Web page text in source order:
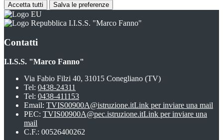
Accetta tutti Salva le preferenze
I.I.S.S. "Marco Fanno"
Contatti
I.I.S.S. "Marco Fanno"
Via Fabio Filzi 40, 31015 Conegliano (TV)
Tel: 0438-24311
Tel: 0438-411153
Email: TVIS00900A@istruzione.itLink per inviare una mail
PEC: TVIS00900A@pec.istruzione.itLink per inviare una
mail
C.F.: 00526400262